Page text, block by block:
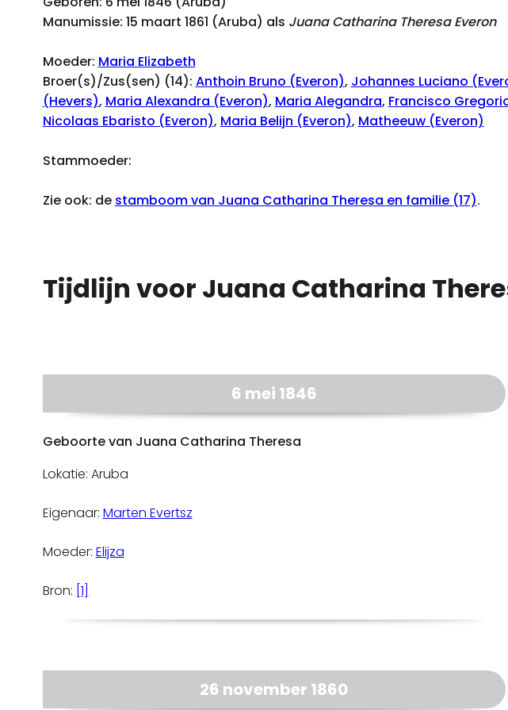
Manumissie: 15 maart 1861 (Aruba) als Juana Catharina Theresa Everon
Moeder: Maria Elizabeth
Broer(s)/Zus(sen) (14): Anthoin Bruno (Everon), Johannes Luciano
(Hevers), Maria Alexandra (Everon), Maria Alegandra, Francisco
Nicolaas Ebaristo (Everon), Maria Belijn (Everon), Matheeuw (Everon)
Stammoeder:
Zie ook: de stamboom van Juana Catharina Theresa en familie (17).
Tijdlijn voor Juana Catharina
6 mei 1846
Geboorte van Juana Catharina Theresa
Lokatie: Aruba
Eigenaar: Marten Evertsz
Moeder: Elijza
Bron: [1]
26 november 1860